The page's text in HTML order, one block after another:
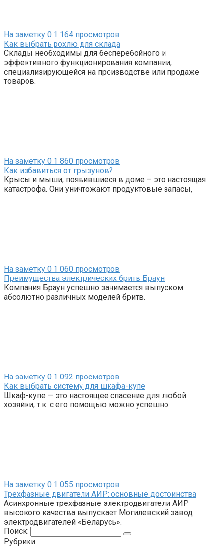
На заметку 0 1 164 просмотров
Как выбрать рохлю для склада
Склады необходимы для бесперебойного и
эффективного функционирования компании,
специализирующейся на производстве или продаже
товаров.
На заметку 0 1 860 просмотров
Как избавиться от грызунов?
Крысы и мыши, появившиеся в доме – это настоящая
катастрофа. Они уничтожают продуктовые запасы,
На заметку 0 1 060 просмотров
Преимущества электрических бритв Браун
Компания Браун успешно занимается выпуском
абсолютно различных моделей бритв.
На заметку 0 1 092 просмотров
Как выбрать систему для шкафа-купе
Шкаф-купе — это настоящее спасение для любой
хозяйки, т.к. с его помощью можно успешно
На заметку 0 1 055 просмотров
Трехфазные двигатели АИР: основные достоинства
Асинхронные трехфазные электродвигатели АИР
высокого качества выпускает Могилевский завод
электродвигателей «Беларусь».
Поиск:
Рубрики